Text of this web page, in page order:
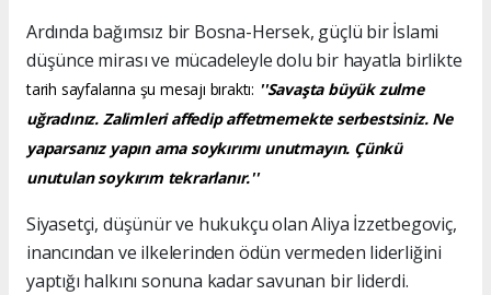
Ardında bağımsız bir Bosna-Hersek, güçlü bir İslami
düşünce mirası ve mücadeleyle dolu bir hayatla birlikte
tarih sayfalarına şu mesajı bıraktı: ''Savaşta büyük zulme
uğradınız. Zalimleri affedip affetmemekte serbestsiniz. Ne
yaparsanız yapın ama soykırımı unutmayın. Çünkü
unutulan soykırım tekrarlanır.''
Siyasetçi, düşünür ve hukukçu olan Aliya İzzetbegoviç,
inancından ve ilkelerinden ödün vermeden liderliğini
yaptığı halkını sonuna kadar savunan bir liderdi.